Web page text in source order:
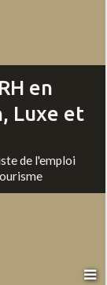
en
Luxe et
de l'emploi